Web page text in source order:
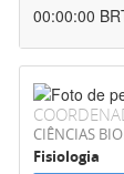
00:00:00
CIÊNCIAS
Fisiologia